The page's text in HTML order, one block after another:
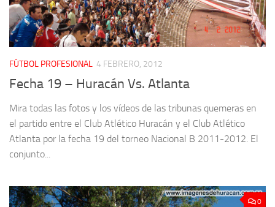
FÚTBOL PROFESIONAL 4 FEBRERO, 2012
Fecha 19 – Huracán Vs. Atlanta
Mira todas las fotos y los vídeos de las tribunas quemeras en
el partido entre el Club Atlético Huracán y el Club Atlético
Atlanta por la fecha 19 del torneo Nacional B 2011-2012. El
conjunto...
0